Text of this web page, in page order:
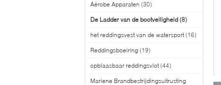
Aërobe Apparaten (30)
De Ladder van de bootveiligheid (8)
het reddingsvest van de watersport (16)
Reddingsboeiring (19)
opblaasbaar reddingsvlot (44)
Mariene Brandbestrijdingsuitrusting